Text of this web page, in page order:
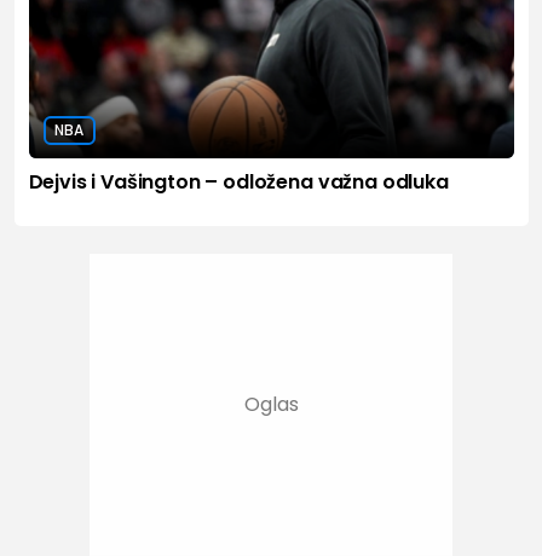
NBA
Dejvis i Vašington – odložena važna odluka